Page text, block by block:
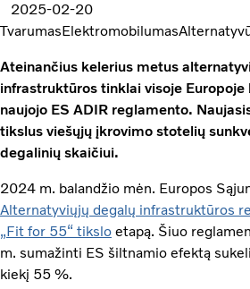
2025-02-20
TvarumasElektromobilumas
Ateinančius kelerius metus
infrastruktūros tinklai visoje
naujojo ES ADIR reglamento.
tikslus viešųjų įkrovimo stotelių
degalinių skaičiui.
2024 m. balandžio mėn. Europos
Alternatyviųjų degalų infrastruktūros
„Fit for 55“ tikslo etapą. Šiuo
m. sumažinti ES šiltnamio efektą
kiekį 55 %.